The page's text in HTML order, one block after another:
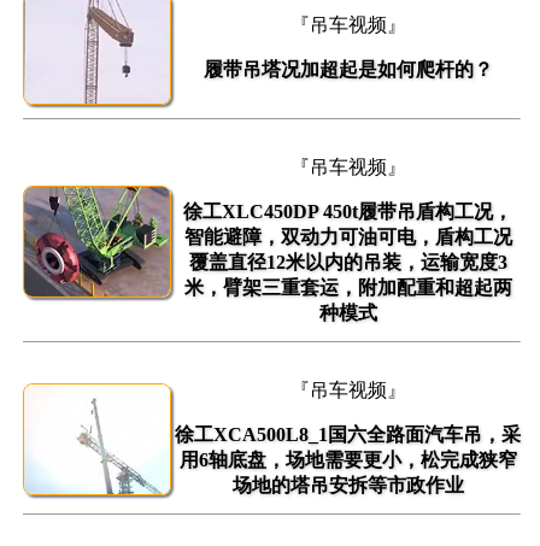
『吊车视频』
履带吊塔况加超起是如何爬杆的？
『吊车视频』
徐工XLC450DP 450t履带吊盾构工况，
智能避障，双动力可油可电，盾构工况
覆盖直径12米以内的吊装，运输宽度3
米，臂架三重套运，附加配重和超起两
种模式
『吊车视频』
徐工XCA500L8_1国六全路面汽车吊，采
用6轴底盘，场地需要更小，松完成狭窄
场地的塔吊安拆等市政作业